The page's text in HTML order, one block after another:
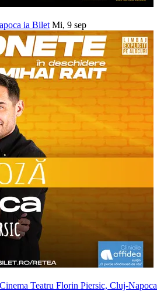
ia Bilet Mi, 9 sep
Teatru Florin Piersic, Cluj-Napoca